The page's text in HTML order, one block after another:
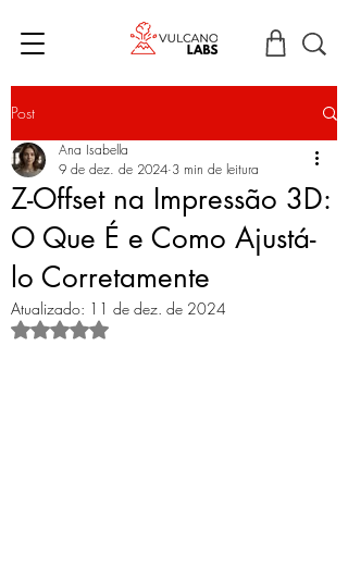
Post
Z-Offset na Impressão 3D:
O Que É e Como Ajustá-
lo Corretamente
Ana Isabella
9 de dez. de 2024 3 min de leitura
Atualizado: 11 de dez. de 2024
Avaliado com NaN de 5 estrelas.